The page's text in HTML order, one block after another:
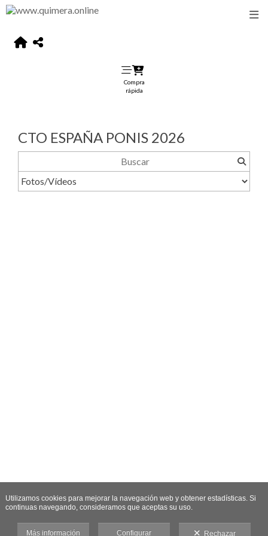
Compra
rápida
CTO ESPAÑA PONIS 2026
Utilizamos cookies para mejorar la navegación web y obtener estadísticas. Si
continuas navegando, consideramos que aceptas su uso.
Más información Configurar Rechazar